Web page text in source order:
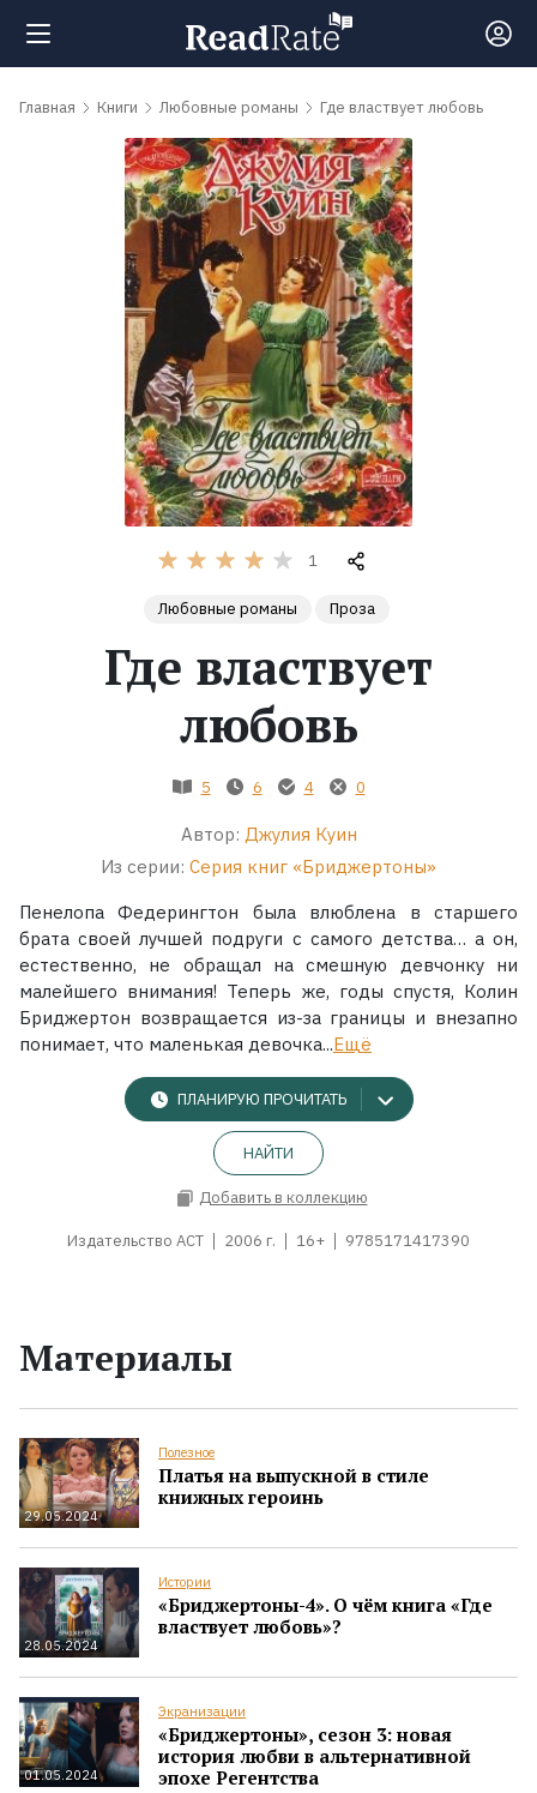
Поиск
Рейтинги
обсуждаемые
Главная Книги Любовные романы Где властвует любовь
1
Любовные романы Проза
Где властвует
любовь
5 6 4 0
Автор: Джулия Куин
Из серии: Серия книг «Бриджертоны»
Пенелопа Федерингтон была влюблена в старшего
брата своей лучшей подруги с самого детства… а он,
естественно, не обращал на смешную девчонку ни
малейшего внимания! Теперь же, годы спустя, Колин
Бриджертон возвращается из-за границы и внезапно
понимает, что маленькая девочка...Ещё
ПЛАНИРУЮ ПРОЧИТАТЬ
НАЙТИ
Добавить в коллекцию
Издательство АСТ 2006 г. 16+ 9785171417390
Материалы
29.05.2024
Полезное
Платья на выпускной в стиле
книжных героинь
28.05.2024
Истории
«Бриджертоны-4». О чём книга «Где
властвует любовь»?
01.05.2024
Экранизации
«Бриджертоны», сезон 3: новая
история любви в альтернативной
эпохе Регентства